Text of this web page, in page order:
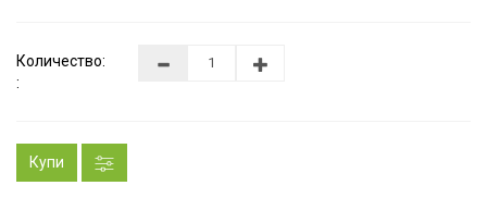
Количество:
:
Купи